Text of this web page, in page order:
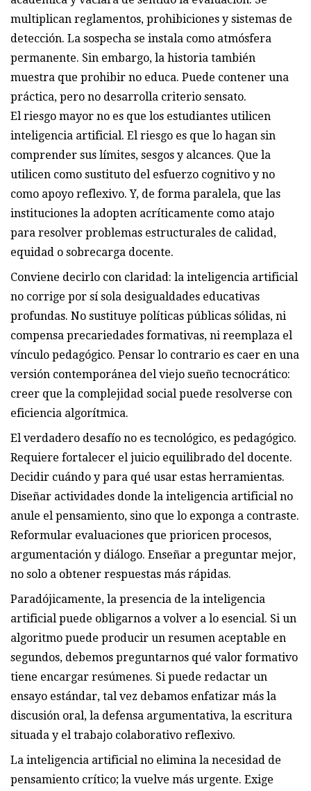
multiplican reglamentos, prohibiciones y sistemas de
detección. La sospecha se instala como atmósfera
permanente. Sin embargo, la historia también
muestra que prohibir no educa. Puede contener una
práctica, pero no desarrolla criterio sensato.
El riesgo mayor no es que los estudiantes utilicen
inteligencia artificial. El riesgo es que lo hagan sin
comprender sus límites, sesgos y alcances. Que la
utilicen como sustituto del esfuerzo cognitivo y no
como apoyo reflexivo. Y, de forma paralela, que las
instituciones la adopten acríticamente como atajo
para resolver problemas estructurales de calidad,
equidad o sobrecarga docente.
Conviene decirlo con claridad: la inteligencia artificial
no corrige por sí sola desigualdades educativas
profundas. No sustituye políticas públicas sólidas, ni
compensa precariedades formativas, ni reemplaza el
vínculo pedagógico. Pensar lo contrario es caer en una
versión contemporánea del viejo sueño tecnocrático:
creer que la complejidad social puede resolverse con
eficiencia algorítmica.
El verdadero desafío no es tecnológico, es pedagógico.
Requiere fortalecer el juicio equilibrado del docente.
Decidir cuándo y para qué usar estas herramientas.
Diseñar actividades donde la inteligencia artificial no
anule el pensamiento, sino que lo exponga a contraste.
Reformular evaluaciones que prioricen procesos,
argumentación y diálogo. Enseñar a preguntar mejor,
no solo a obtener respuestas más rápidas.
Paradójicamente, la presencia de la inteligencia
artificial puede obligarnos a volver a lo esencial. Si un
algoritmo puede producir un resumen aceptable en
segundos, debemos preguntarnos qué valor formativo
tiene encargar resúmenes. Si puede redactar un
ensayo estándar, tal vez debamos enfatizar más la
discusión oral, la defensa argumentativa, la escritura
situada y el trabajo colaborativo reflexivo.
La inteligencia artificial no elimina la necesidad de
pensamiento crítico; la vuelve más urgente. Exige